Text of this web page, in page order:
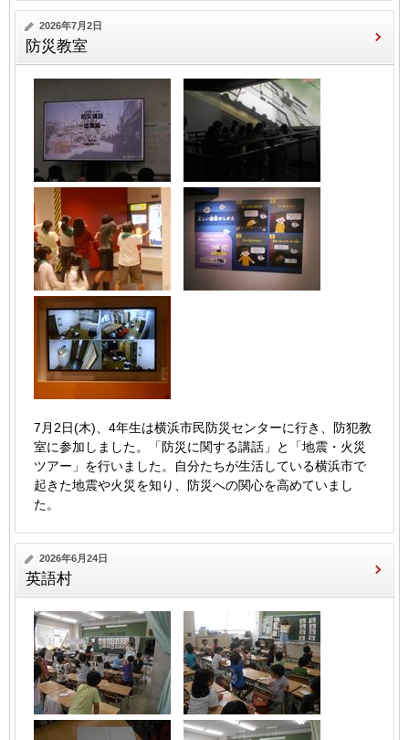
2026年7月2日
防災教室
7月2日(木)、4年生は横浜市民防災センターに行き、防犯教
室に参加しました。「防災に関する講話」と「地震・火災
ツアー」を行いました。自分たちが生活している横浜市で
起きた地震や火災を知り、防災への関心を高めていまし
た。
2026年6月24日
英語村